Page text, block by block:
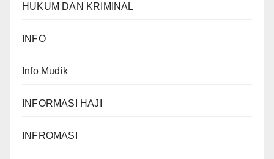
HUKUM DAN KRIMINAL
INFO
Info Mudik
INFORMASI HAJI
INFROMASI